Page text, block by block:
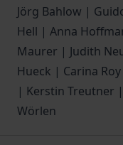
Jörg Bahlow |
Hell | Anna
Maurer | Judith
Hueck | Carina
| Kerstin Treutner
Wörlen